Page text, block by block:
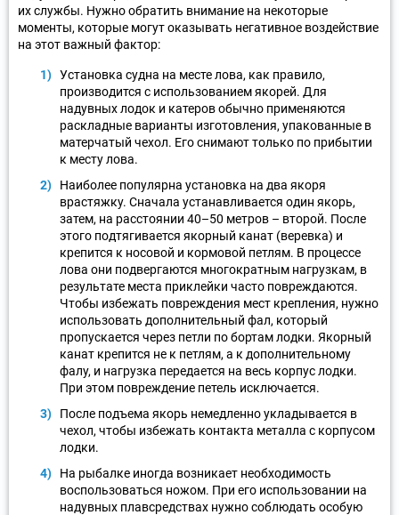
их службы. Нужно обратить внимание на некоторые
моменты, которые могут оказывать негативное воздействие
на этот важный фактор:
Установка судна на месте лова, как правило,
производится с использованием якорей. Для
надувных лодок и катеров обычно применяются
раскладные варианты изготовления, упакованные в
матерчатый чехол. Его снимают только по прибытии
к месту лова.
Наиболее популярна установка на два якоря
врастяжку. Сначала устанавливается один якорь,
затем, на расстоянии 40–50 метров – второй. После
этого подтягивается якорный канат (веревка) и
крепится к носовой и кормовой петлям. В процессе
лова они подвергаются многократным нагрузкам, в
результате места приклейки часто повреждаются.
Чтобы избежать повреждения мест крепления, нужно
использовать дополнительный фал, который
пропускается через петли по бортам лодки. Якорный
канат крепится не к петлям, а к дополнительному
фалу, и нагрузка передается на весь корпус лодки.
При этом повреждение петель исключается.
После подъема якорь немедленно укладывается в
чехол, чтобы избежать контакта металла с корпусом
лодки.
На рыбалке иногда возникает необходимость
воспользоваться ножом. При его использовании на
надувных плавсредствах нужно соблюдать особую